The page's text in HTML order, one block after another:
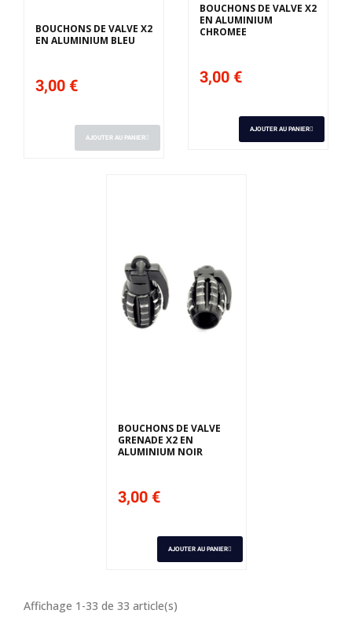
BOUCHONS DE VALVE X2
EN ALUMINIUM BLEU
3,00 €
AJOUTER AU PANIER
BOUCHONS DE VALVE X2
EN ALUMINIUM
CHROMEE
3,00 €
AJOUTER AU PANIER
BOUCHONS DE VALVE
GRENADE X2 EN
ALUMINIUM NOIR
3,00 €
AJOUTER AU PANIER
Affichage 1-33 de 33 article(s)